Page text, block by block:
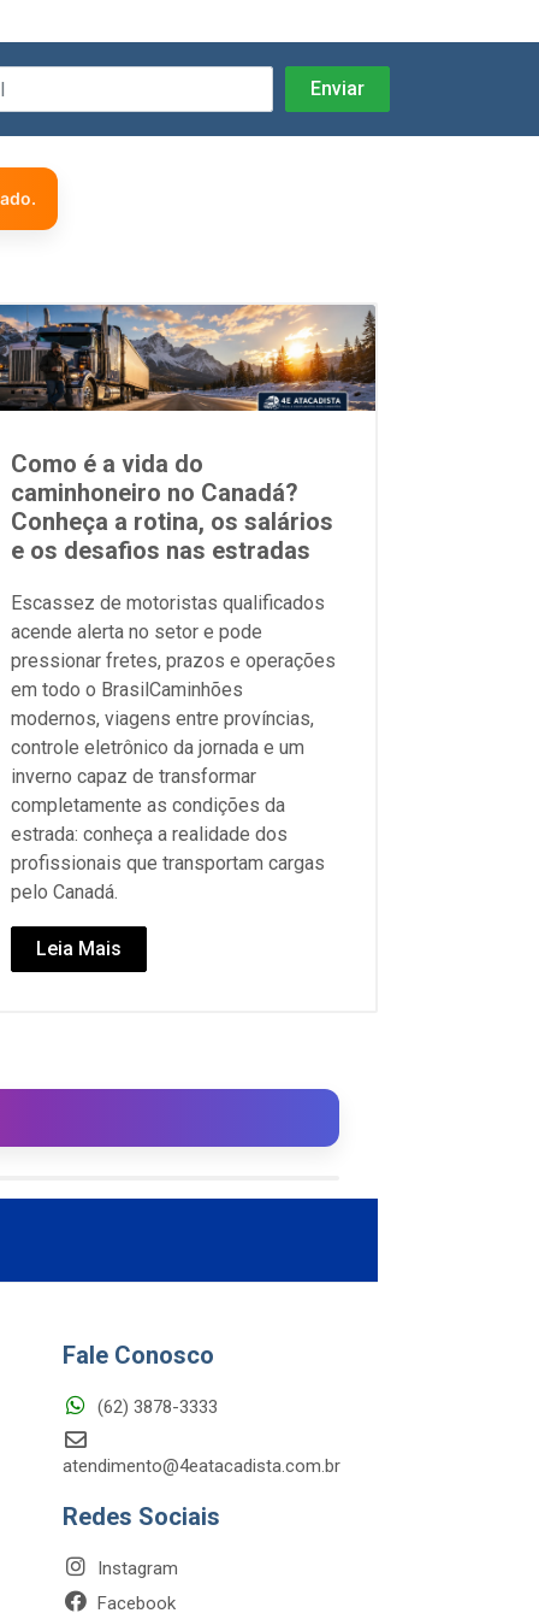
Como é a vida do
caminhoneiro no Canadá?
Conheça a rotina, os salários
e os desafios nas estradas
Escassez de motoristas qualificados
acende alerta no setor e pode
pressionar fretes, prazos e operações
em todo o BrasilCaminhões
modernos, viagens entre províncias,
controle eletrônico da jornada e um
inverno capaz de transformar
completamente as condições da
estrada: conheça a realidade dos
profissionais que transportam cargas
pelo Canadá.
Leia Mais
Fale Conosco
(62) 3878-3333
atendimento@4eatacadista.com.br
Redes Sociais
Instagram
Facebook